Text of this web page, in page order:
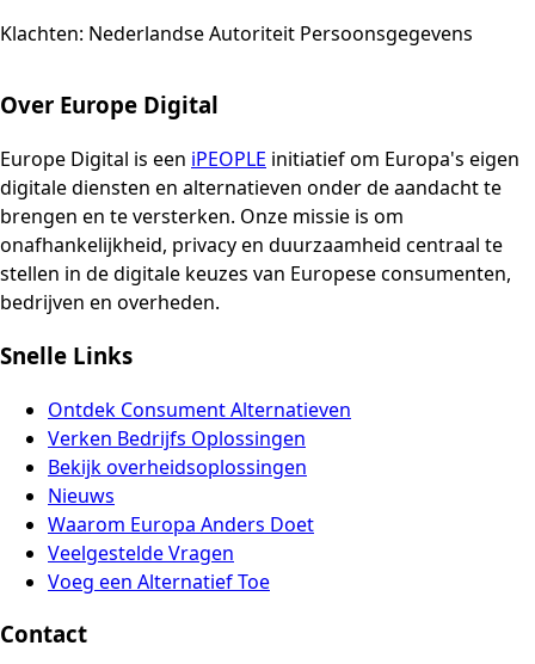
Klachten: Nederlandse Autoriteit Persoonsgegevens
Over Europe Digital
Europe Digital is een iPEOPLE initiatief om Europa's eigen
digitale diensten en alternatieven onder de aandacht te
brengen en te versterken. Onze missie is om
onafhankelijkheid, privacy en duurzaamheid centraal te
stellen in de digitale keuzes van Europese consumenten,
bedrijven en overheden.
Snelle Links
Ontdek Consument Alternatieven
Verken Bedrijfs Oplossingen
Bekijk overheidsoplossingen
Nieuws
Waarom Europa Anders Doet
Veelgestelde Vragen
Voeg een Alternatief Toe
Contact